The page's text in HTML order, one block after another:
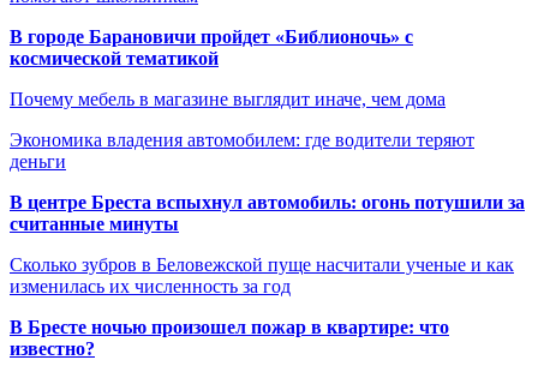
В городе Барановичи пройдет «Библионочь» с
космической тематикой
Почему мебель в магазине выглядит иначе, чем дома
Экономика владения автомобилем: где водители теряют
деньги
В центре Бреста вспыхнул автомобиль: огонь потушили за
считанные минуты
Сколько зубров в Беловежской пуще насчитали ученые и как
изменилась их численность за год
В Бресте ночью произошел пожар в квартире: что
известно?